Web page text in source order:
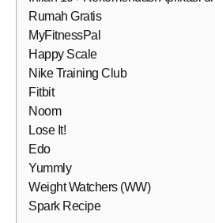
Rumah Gratis
MyFitnessPal
Happy Scale
Nike Training Club
Fitbit
Noom
Lose It!
Edo
Yummly
Weight Watchers (WW)
Spark Recipe